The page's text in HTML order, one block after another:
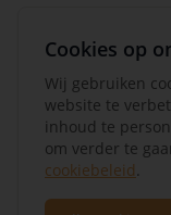
Cookies op
Wij gebruiken
website te
inhoud te
om verder te
cookiebeleid.